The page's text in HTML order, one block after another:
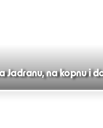
Jadranu, na kopnu i